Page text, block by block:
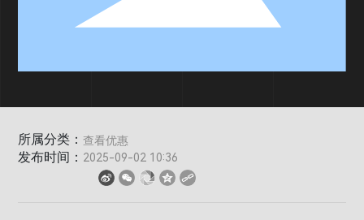
所属分类：查看优惠
发布时间： 2025-09-02 10:36